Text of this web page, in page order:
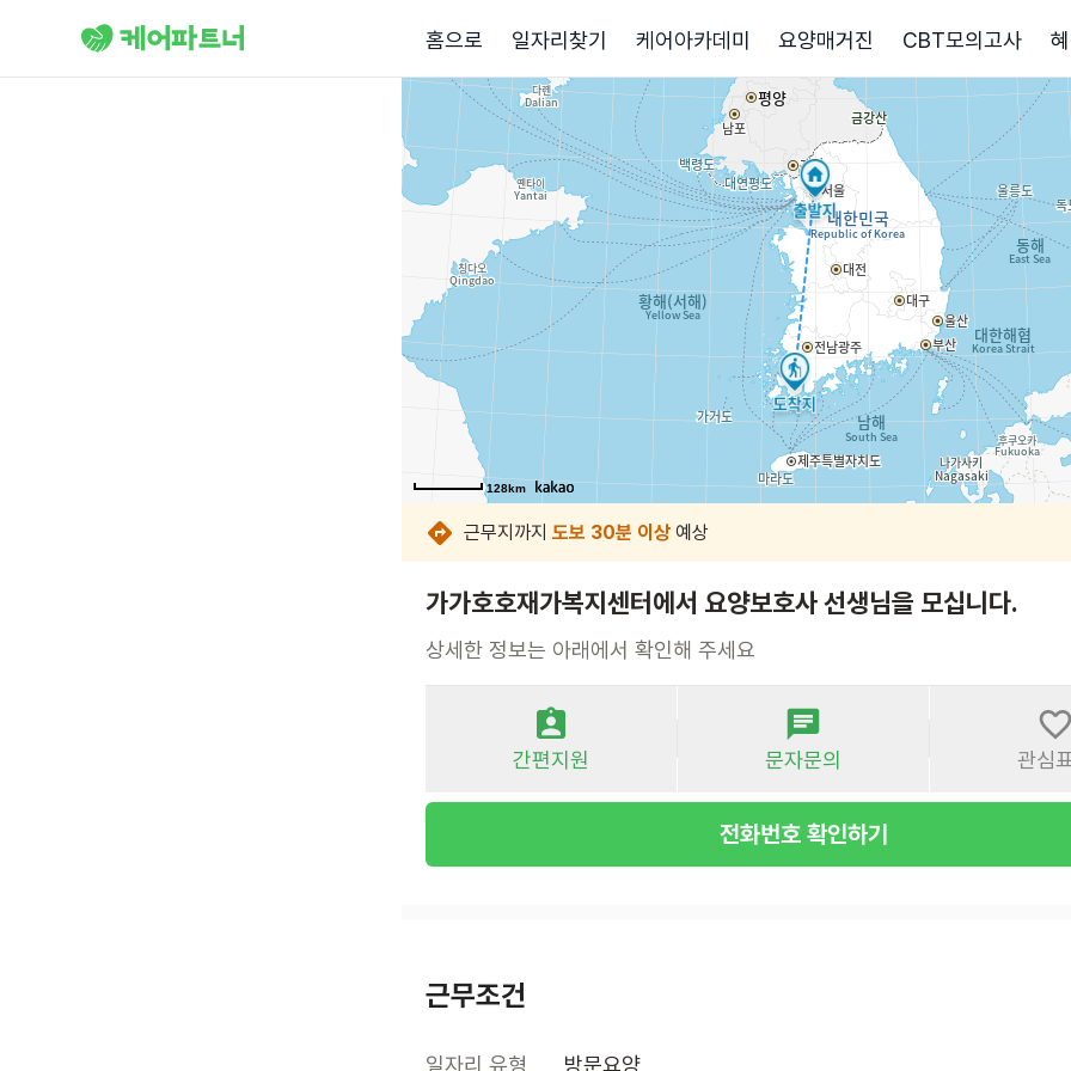
홈으로 일자리찾기 케어아카데미 요양매거진 CBT모의고사
128km
128km
128km
128km
128km
근무지까지 도보 30분 이상 예상
가가호호재가복지센터에서 요양보호사 선생님을 모십니다.
상세한 정보는 아래에서 확인해 주세요
간편지원 문자문의 관심
전화번호 확인하기
근무조건
일자리 유형 방문요양